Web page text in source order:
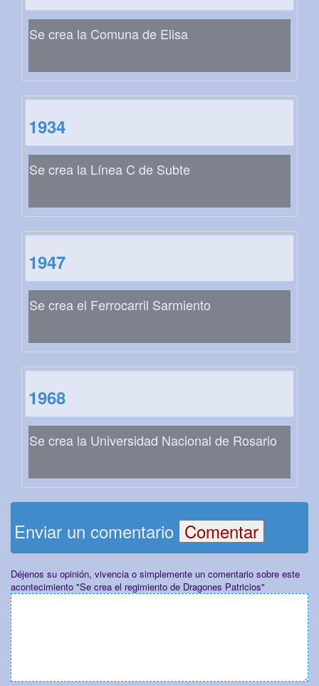
Se crea la Comuna de Elisa
1934
Se crea la Línea C de Subte
1947
Se crea el Ferrocarril Sarmiento
1968
Se crea la Universidad Nacional de Rosario
Enviar un comentario
Déjenos su opinión, vivencia o simplemente un comentario sobre este
acontecimiento "Se crea el regimiento de Dragones Patricios"